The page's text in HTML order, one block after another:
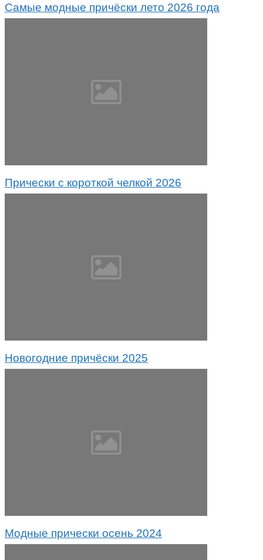
Самые модные причёски лето 2026 года
Прически с короткой челкой 2026
Новогодние причёски 2025
Модные прически осень 2024